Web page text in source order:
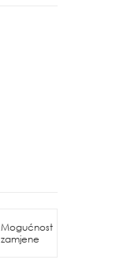
Mogućnost
zamjene